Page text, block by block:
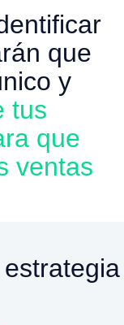
que
y
tus
que
ventas